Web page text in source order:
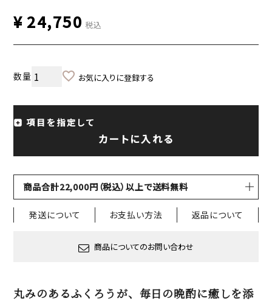
¥24,750 税込
お気に入りに登録する
項目を指定して
カートに入れる
商品合計22,000円（税込）以上で送料無料
発送について お支払い方法 返品について
商品についてのお問い合わせ
丸みのあるふくろうが、毎日の晩酌に癒しを添